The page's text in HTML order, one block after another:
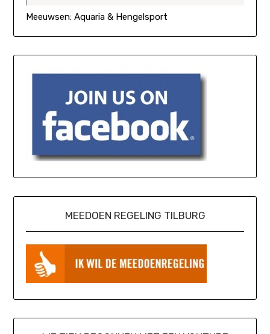
Meeuwsen: Aquaria & Hengelsport
MEEDOEN REGELING TILBURG